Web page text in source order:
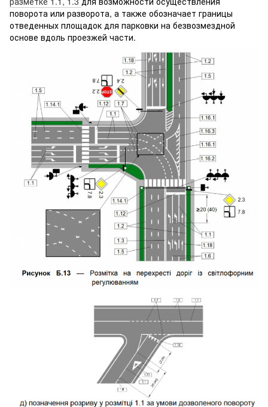
поворота или разворота, а также обозначает границы
отведенных площадок для парковки на безвозмездной
основе вдоль проезжей части.